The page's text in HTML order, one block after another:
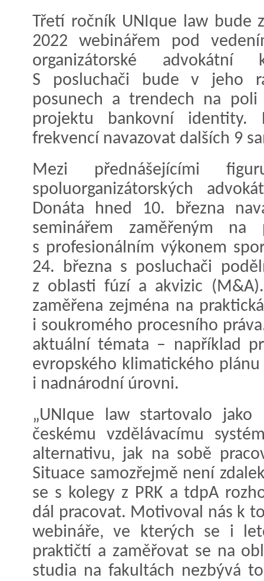
Třetí ročník UNIque law bude
2022 webinářem pod
organizátorské advokátní
S posluchači bude v jeho
posunech a trendech na
projektu bankovní
frekvencí navazovat dalších 9
Mezi přednášejícími
spoluorganizátorských
Donáta hned 10. března
seminářem zaměřeným na
s profesionálním výkonem
24. března s posluchači
z oblasti fúzí a akvizic
zaměřena zejména na
i soukromého procesního
aktuální témata – například
evropského klimatického
i nadnárodní úrovni.
„UNIque law startovalo
českému vzdělávacímu
alternativu, jak na sobě
Situace samozřejmě není
se s kolegy z PRK a tdpA
dál pracovat. Motivoval nás k
webináře, ve kterých se i
praktičtí a zaměřovat se na
studia na fakultách nezbývá